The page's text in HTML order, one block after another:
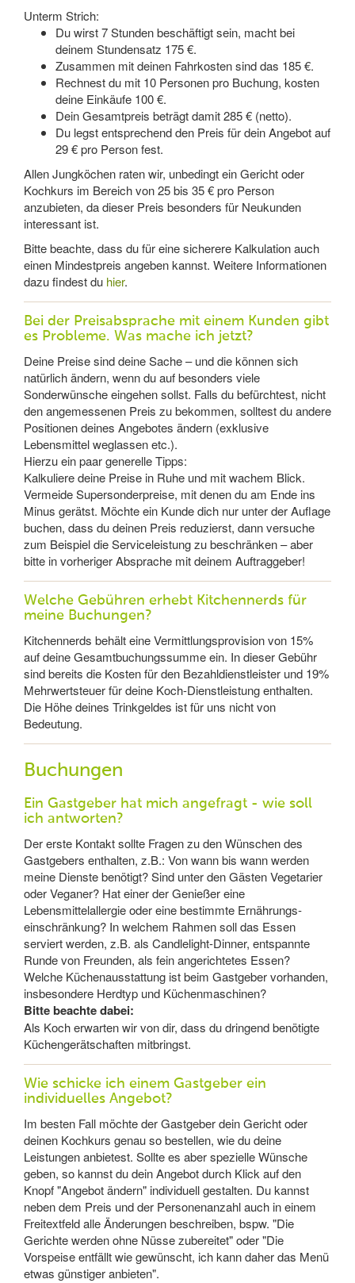
Unterm Strich:
Du wirst 7 Stunden beschäftigt sein, macht bei
deinem Stundensatz 175 €.
Zusammen mit deinen Fahrkosten sind das 185 €.
Rechnest du mit 10 Personen pro Buchung, kosten
deine Einkäufe 100 €.
Dein Gesamtpreis beträgt damit 285 € (netto).
Du legst entsprechend den Preis für dein Angebot auf
29 € pro Person fest.
Allen Jungköchen raten wir, unbedingt ein Gericht oder
Kochkurs im Bereich von 25 bis 35 € pro Person
anzubieten, da dieser Preis besonders für Neukunden
interessant ist.
Bitte beachte, dass du für eine sicherere Kalkulation auch
einen Mindestpreis angeben kannst. Weitere Informationen
dazu findest du hier.
Bei der Preisabsprache mit einem Kunden gibt
es Probleme. Was mache ich jetzt?
Deine Preise sind deine Sache – und die können sich
natürlich ändern, wenn du auf besonders viele
Sonderwünsche eingehen sollst. Falls du befürchtest, nicht
den angemessenen Preis zu bekommen, solltest du andere
Positionen deines Angebotes ändern (exklusive
Lebensmittel weglassen etc.).
Hierzu ein paar generelle Tipps:
Kalkuliere deine Preise in Ruhe und mit wachem Blick.
Vermeide Supersonderpreise, mit denen du am Ende ins
Minus gerätst. Möchte ein Kunde dich nur unter der Auflage
buchen, dass du deinen Preis reduzierst, dann versuche
zum Beispiel die Serviceleistung zu beschränken – aber
bitte in vorheriger Absprache mit deinem Auftraggeber!
Welche Gebühren erhebt Kitchennerds für
meine Buchungen?
Kitchennerds behält eine Vermittlungsprovision von 15%
auf deine Gesamtbuchungssumme ein. In dieser Gebühr
sind bereits die Kosten für den Bezahldienstleister und 19%
Mehrwertsteuer für deine Koch-Dienstleistung enthalten.
Die Höhe deines Trinkgeldes ist für uns nicht von
Bedeutung.
Buchungen
Ein Gastgeber hat mich angefragt - wie soll
ich antworten?
Der erste Kontakt sollte Fragen zu den Wünschen des
Gastgebers enthalten, z.B.: Von wann bis wann werden
meine Dienste benötigt? Sind unter den Gästen Vegetarier
oder Veganer? Hat einer der Genießer eine
Lebensmittelallergie oder eine bestimmte Ernährungs­
einschränkung? In welchem Rahmen soll das Essen
serviert werden, z.B. als Candlelight-Dinner, entspannte
Runde von Freunden, als fein angerichtetes Essen?
Welche Küchenausstattung ist beim Gastgeber vorhanden,
insbesondere Herdtyp und Küchenmaschinen?
Bitte beachte dabei:
Als Koch erwarten wir von dir, dass du dringend benötigte
Küchengerätschaften mitbringst.
Wie schicke ich einem Gastgeber ein
individuelles Angebot?
Im besten Fall möchte der Gastgeber dein Gericht oder
deinen Kochkurs genau so bestellen, wie du deine
Leistungen anbietest. Sollte es aber spezielle Wünsche
geben, so kannst du dein Angebot durch Klick auf den
Knopf "Angebot ändern" individuell gestalten. Du kannst
neben dem Preis und der Personenanzahl auch in einem
Freitextfeld alle Änderungen beschreiben, bspw. "Die
Gerichte werden ohne Nüsse zubereitet" oder "Die
Vorspeise entfällt wie gewünscht, ich kann daher das Menü
etwas günstiger anbieten".